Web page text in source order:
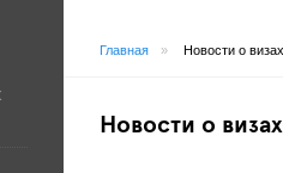
Главная » Новости о визах
Новости о визах